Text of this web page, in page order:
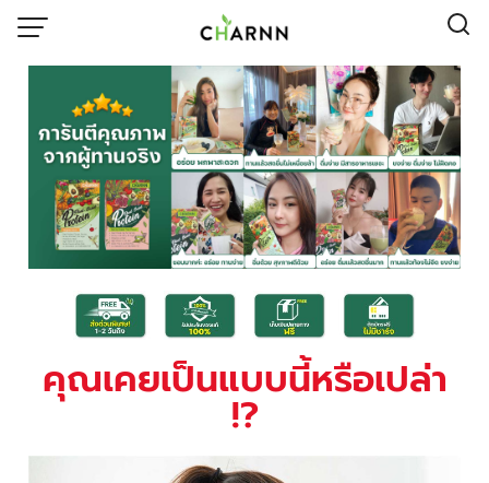
คุณเคยเป็นแบบนี้หรือเปล่า
!?